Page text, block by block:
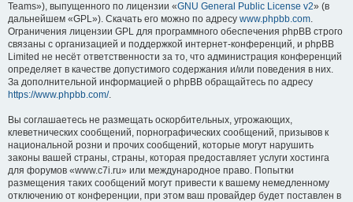
Teams»), выпущенного по лицензии «GNU General Public License v2» (в
дальнейшем «GPL»). Скачать его можно по адресу www.phpbb.com.
Ограничения лицензии GPL для программного обеспечения phpBB строго
связаны с организацией и поддержкой интернет-конференций, и phpBB
Limited не несёт ответственности за то, что администрация конференций
определяет в качестве допустимого содержания и/или поведения в них.
За дополнительной информацией о phpBB обращайтесь по адресу
https://www.phpbb.com/.
Вы соглашаетесь не размещать оскорбительных, угрожающих,
клеветнических сообщений, порнографических сообщений, призывов к
национальной розни и прочих сообщений, которые могут нарушить
законы вашей страны, страны, которая предоставляет услуги хостинга
для форумов «www.c7i.ru» или международное право. Попытки
размещения таких сообщений могут привести к вашему немедленному
отключению от конференции, при этом ваш провайдер будет поставлен в